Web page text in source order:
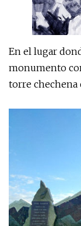
En el lugar
monumento
torre chechena